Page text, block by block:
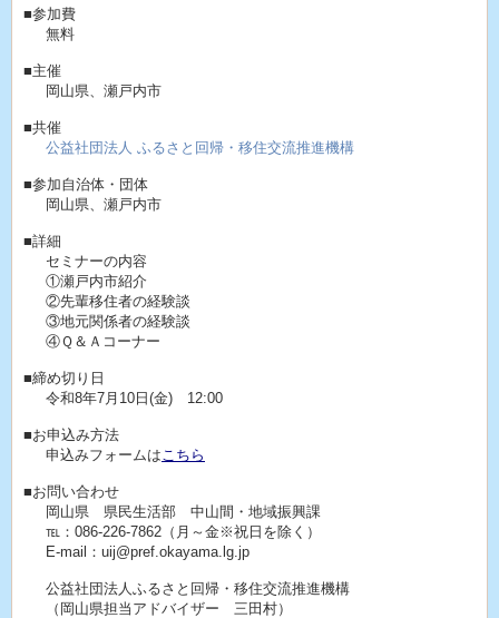
■参加費
無料
■主催
岡山県、瀬戸内市
■共催
公益社団法人 ふるさと回帰・移住交流推進機構
■参加自治体・団体
岡山県、瀬戸内市
■詳細
セミナーの内容
①瀬戸内市紹介
②先輩移住者の経験談
③地元関係者の経験談
④Ｑ＆Ａコーナー
■締め切り日
令和8年7月10日(金) 12:00
■お申込み方法
申込みフォームはこちら
■お問い合わせ
岡山県 県民生活部 中山間・地域振興課
℡：086-226-7862（月～金※祝日を除く）
E-mail：uij@pref.okayama.lg.jp
公益社団法人ふるさと回帰・移住交流推進機構
（岡山県担当アドバイザー 三田村）